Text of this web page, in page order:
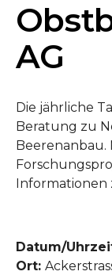
AG
Die jährliche
Beratung zu
Beerenanbau.
Informationen
Datum/
Ort: